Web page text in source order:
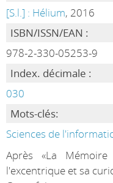
[S.l.] : Hélium, 2016
ISBN/ISSN/EAN :
978-2-330-05253-9
Index. décimale :
030
Mots-clés:
Sciences de
Après «La
l'excentrique et sa